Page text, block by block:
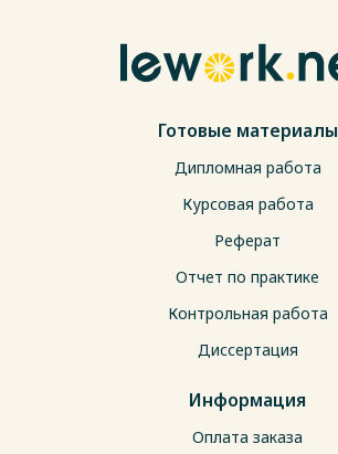
Готовые материалы
Дипломная работа
Курсовая работа
Реферат
Отчет по практике
Контрольная работа
Диссертация
Информация
Оплата заказа